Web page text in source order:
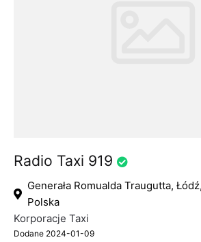
Radio Taxi 919
Generała Romualda Traugutta,
Polska
Korporacje Taxi
Dodane 2024-01-09